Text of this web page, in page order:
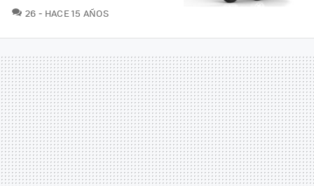
26 COMENTARIOS
HACE 15 AÑOS